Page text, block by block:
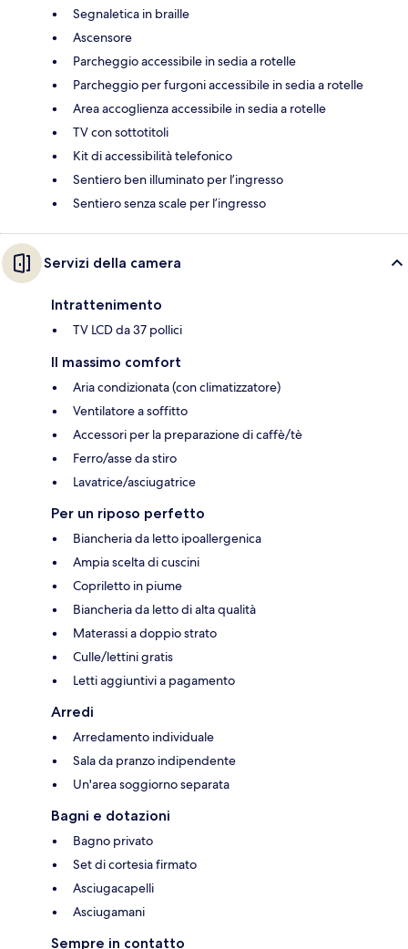
Segnaletica in braille
Ascensore
Parcheggio accessibile in sedia a rotelle
Parcheggio per furgoni accessibile in sedia a rotelle
Area accoglienza accessibile in sedia a rotelle
TV con sottotitoli
Kit di accessibilità telefonico
Sentiero ben illuminato per l’ingresso
Sentiero senza scale per l’ingresso
Servizi della camera
Intrattenimento
TV LCD da 37 pollici
Il massimo comfort
Aria condizionata (con climatizzatore)
Ventilatore a soffitto
Accessori per la preparazione di caffè/tè
Ferro/asse da stiro
Lavatrice/asciugatrice
Per un riposo perfetto
Biancheria da letto ipoallergenica
Ampia scelta di cuscini
Copriletto in piume
Biancheria da letto di alta qualità
Materassi a doppio strato
Culle/lettini gratis
Letti aggiuntivi a pagamento
Arredi
Arredamento individuale
Sala da pranzo indipendente
Un'area soggiorno separata
Bagni e dotazioni
Bagno privato
Set di cortesia firmato
Asciugacapelli
Asciugamani
Sempre in contatto